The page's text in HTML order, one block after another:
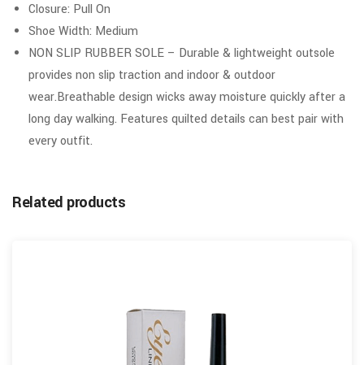
Closure: Pull On
Shoe Width: Medium
NON SLIP RUBBER SOLE – Durable & lightweight outsole
provides non slip traction and indoor & outdoor
wear.Breathable design wicks away moisture quickly after a
long day walking. Features quilted details can best pair with
every outfit.
Related products